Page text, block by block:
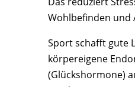
Wohlbefinden und
Sport schafft gute
körpereigene
(Glückshormone)